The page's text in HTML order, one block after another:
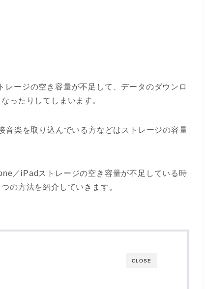
ージの空き容量が不足して、データのダウンロ
ったりしてしまいます。
音楽を取り込んでいる方などはストレージの容量
／iPadストレージの空き容量が不足している時
の方法を紹介していきます。
CLOSE